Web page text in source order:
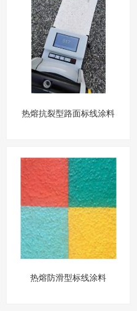
热熔抗裂型路面标线涂料
热熔防滑型标线涂料